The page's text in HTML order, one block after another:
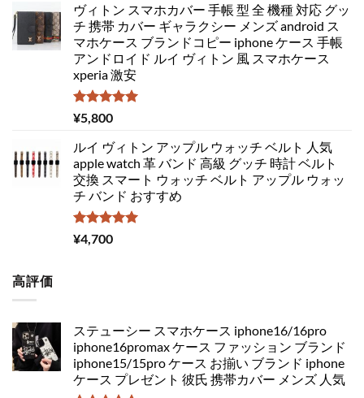
ヴィトン スマホカバー 手帳 型 全 機種 対応 グッ
チ 携帯 カバー ギャラクシー メンズ android ス
マホケース ブランドコピー iphone ケース 手帳
アンドロイド ルイ ヴィトン 風 スマホケース
xperia 激安
5段階中
5.00
¥5,800
ルイ ヴィトン アップル ウォッチ ベルト 人気
apple watch 革 バンド 高級 グッチ 時計 ベルト
交換 スマート ウォッチ ベルト アップル ウォッ
チ バンド おすすめ
5段階中
5.00
¥4,700
高評価
ステューシー スマホケース iphone16/16pro
iphone16promax ケース ファッション ブランド
iphone15/15pro ケース お揃い ブランド iphone
ケース プレゼント 彼氏 携帯カバー メンズ 人気